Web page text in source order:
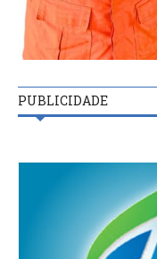
PUBLICIDADE